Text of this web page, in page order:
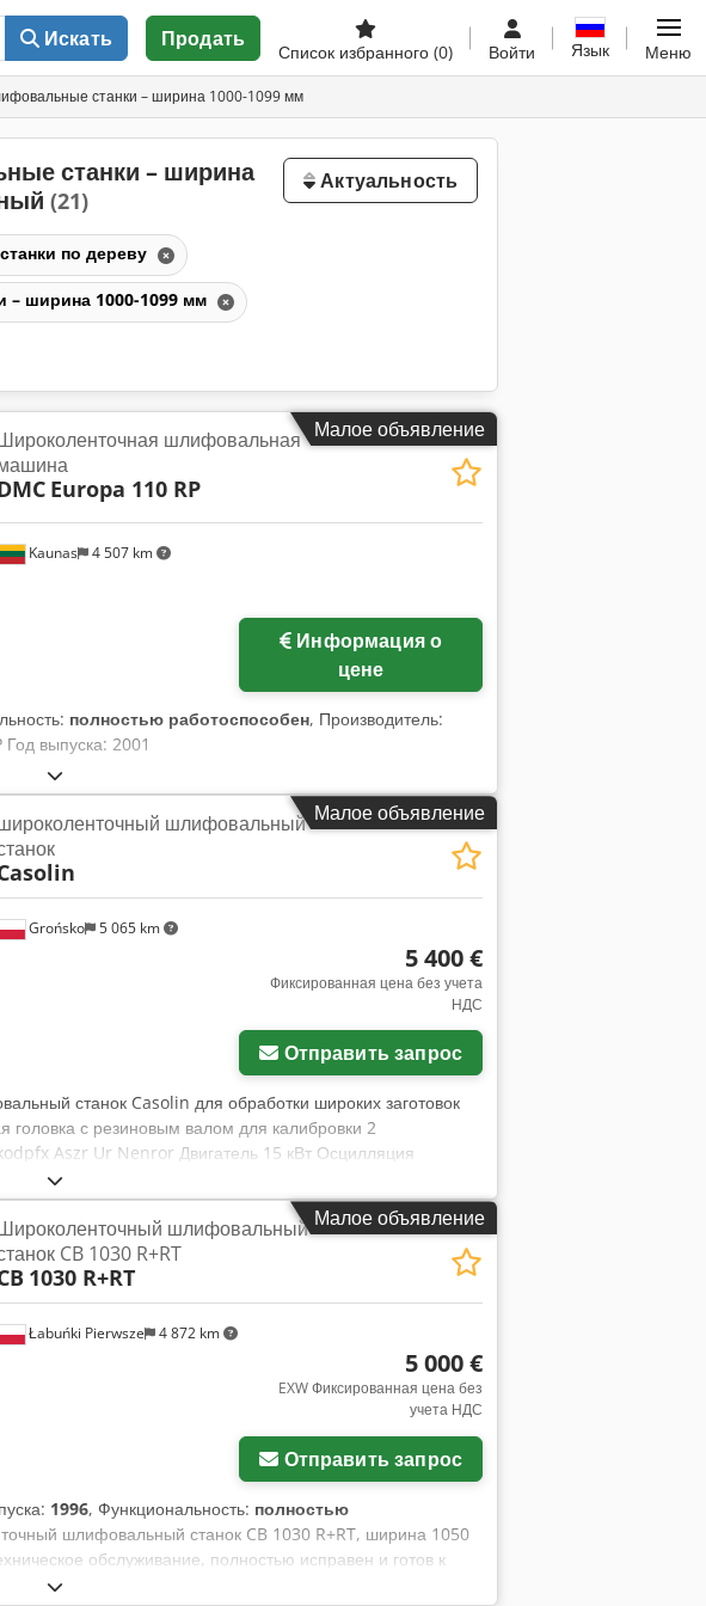
Искать Продать
Список избранного (0) Войти Язык Меню
станки – ширина 1000-1099 мм
станки – ширина
(21)
Актуальность
по дереву
ширина 1000-1099 мм
Малое объявление
Kaunas 4 507 km
шлифовальная
Europa 110 RP
цене
полностью работоспособен, Производитель:
выпуска: 2001
Малое объявление
Grońsko 5 065 km
шлифовальный
5 400 €
Фиксированная цена без учета
НДС
Отправить запрос
станок Casolin для обработки широких заготовок
с резиновым валом для калибровки 2
Aszr Ur Nenror Двигатель 15 кВт Осцилляция
регулировка стола Дисплей, показывающий
хорошее, проверен, готов к испытаниям.
Малое объявление
Łabuńki Pierwsze 4 872 km
шлифовальный
CB 1030 R+RT
1030 R+RT
5 000 €
EXW Фиксированная цена без
учета НДС
Отправить запрос
1996, Функциональность: полностью
шлифовальный станок CB 1030 R+RT, ширина 1050
обслуживание, полностью исправен и готов к
тщательно проверить в офисе нашей компании. Главным